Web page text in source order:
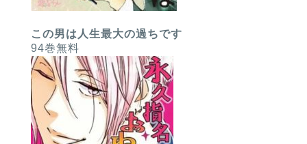
この男は人生最大の過ちです
94巻無料